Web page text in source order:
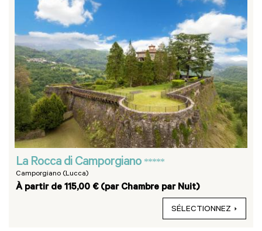
La Rocca di Camporgiano *****
Camporgiano (Lucca)
À partir de 115,00 € (par Chambre par Nuit)
SÉLECTIONNEZ